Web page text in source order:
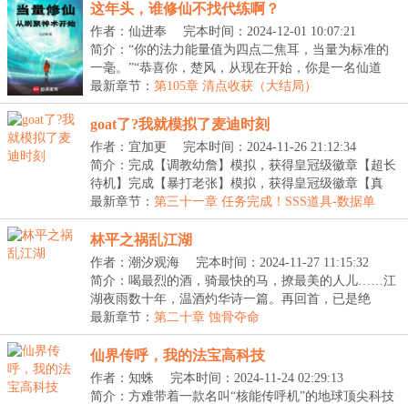
这年头，谁修仙不找代练啊？
作者：仙进奉
完本时间：2024-12-01 10:07:21
简介：“你的法力能量值为四点二焦耳，当量为标准的
一毫。”“恭喜你，楚风，从现在开始，你是一名仙道
联...
最新章节： 第105章 清点收获（大结局）
goat了?我就模拟了麦迪时刻
作者：宜加更
完本时间：2024-11-26 21:12:34
简介：完成【调教幼詹】模拟，获得皇冠级徽章【超长
待机】完成【暴打老张】模拟，获得皇冠级徽章【真
·GO...
最新章节： 第三十一章 任务完成！SSS道具-数据单
林平之祸乱江湖
作者：潮汐观海
完本时间：2024-11-27 11:15:32
简介：喝最烈的酒，骑最快的马，撩最美的人儿……江
湖夜雨数十年，温酒灼华诗一篇。再回首，已是绝
巅。...
最新章节： 第二十章 蚀骨夺命
仙界传呼，我的法宝高科技
作者：知蛛
完本时间：2024-11-24 02:29:13
简介：方难带着一款名叫“核能传呼机”的地球顶尖科技